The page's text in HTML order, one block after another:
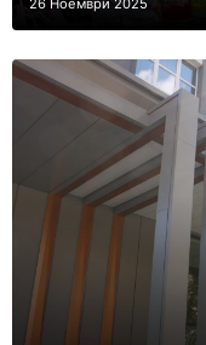
26 Ноември 2025